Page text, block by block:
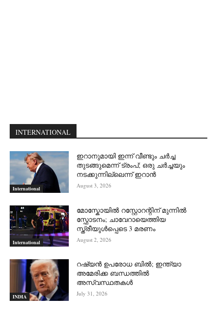
INTERNATIONAL
International
ഇറാനുമായി ഇന്ന് വീണ്ടും ചര്‍ച്ച
തുടങ്ങുമെന്ന് ട്രംപ്; ഒരു ചര്‍ച്ചയും
നടക്കുന്നില്ലെന്ന് ഇറാന്‍
August 3, 2026
International
മോസ്കോയിൽ റസ്റ്റോറന്റിന് മുന്നിൽ
സ്ഫോടനം; ചാവേറായെത്തിയ
സ്ത്രീയുൾപ്പെടെ 3 മരണം
August 2, 2026
INDIA
റഷ്യന്‍ ഉപരോധ ബില്‍; ഇന്ത്യാ
അമേരിക്ക ബന്ധത്തില്‍
അസ്വസ്ഥതകള്‍
July 31, 2026